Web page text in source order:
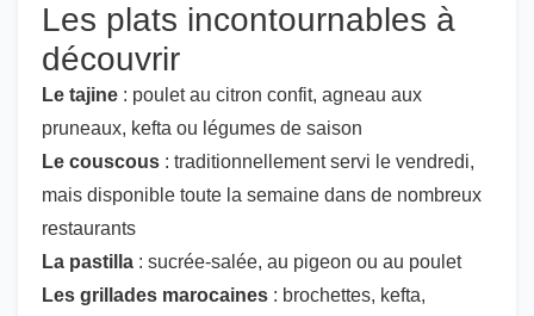
Les plats incontournables à
découvrir
Le tajine : poulet au citron confit, agneau aux
pruneaux, kefta ou légumes de saison
Le couscous : traditionnellement servi le vendredi,
mais disponible toute la semaine dans de nombreux
restaurants
La pastilla : sucrée-salée, au pigeon ou au poulet
Les grillades marocaines : brochettes, kefta,